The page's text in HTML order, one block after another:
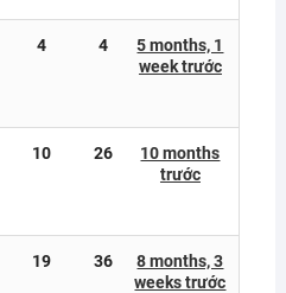
4 4
5 months, 1
week trước
10 26
10 months
trước
19 36
8 months, 3
weeks trước